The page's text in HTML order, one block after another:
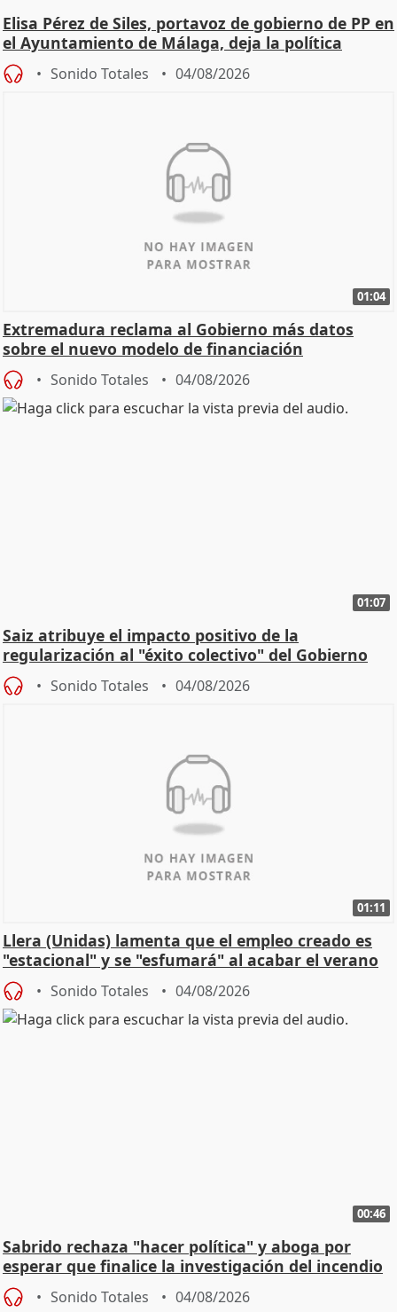
Elisa Pérez de Siles, portavoz de gobierno de PP en
el Ayuntamiento de Málaga, deja la política
Sonido Totales 04/08/2026
01:04
Extremadura reclama al Gobierno más datos
sobre el nuevo modelo de financiación
Sonido Totales 04/08/2026
01:07
Saiz atribuye el impacto positivo de la
regularización al "éxito colectivo" del Gobierno
Sonido Totales 04/08/2026
01:11
Llera (Unidas) lamenta que el empleo creado es
"estacional" y se "esfumará" al acabar el verano
Sonido Totales 04/08/2026
00:46
Sabrido rechaza "hacer política" y aboga por
esperar que finalice la investigación del incendio
Sonido Totales 04/08/2026